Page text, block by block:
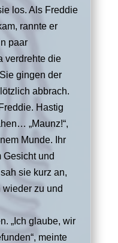
los. Als Freddie
rannte er
paar
verdrehte die
gingen der
abbrach.
Hastig
„Maunz!“,
Munde. Ihr
Gesicht und
sie kurz an,
zu und
„Ich glaube, wir
meinte